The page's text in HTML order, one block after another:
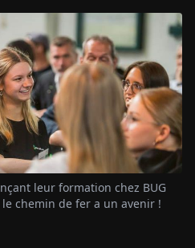
leur formation chez BUG
chemin de fer a un avenir !